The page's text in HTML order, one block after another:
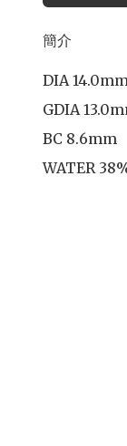
簡介
DIA
GDIA
BC 8.6mm
WATER